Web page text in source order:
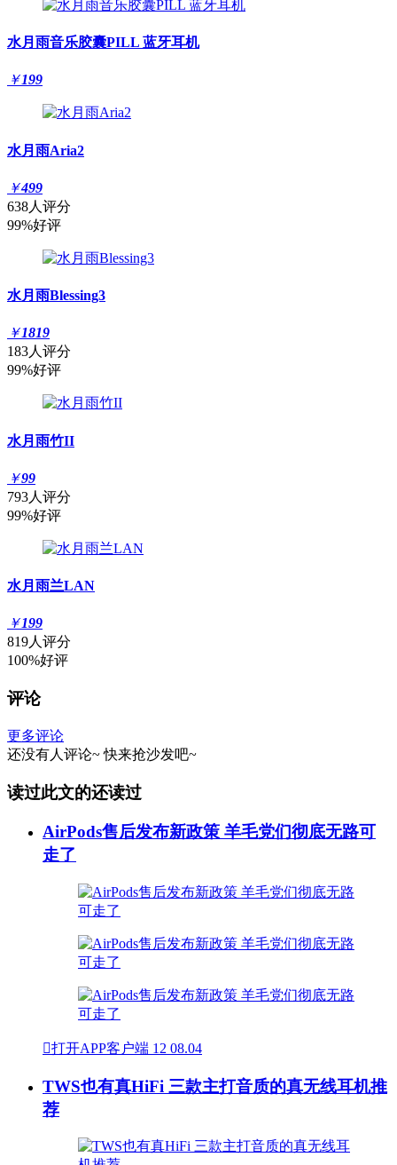
水月雨音乐胶囊PILL 蓝牙耳机
￥199
水月雨Aria2
￥499
638人评分
99%好评
水月雨Blessing3
￥1819
183人评分
99%好评
水月雨竹II
￥99
793人评分
99%好评
水月雨兰LAN
￥199
819人评分
100%好评
评论
更多评论
还没有人评论~ 快来抢沙发吧~
读过此文的还读过
AirPods售后发布新政策 羊毛党们彻底无路可
走了
打开APP客户端 12 08.04
TWS也有真HiFi 三款主打音质的真无线耳机推
荐